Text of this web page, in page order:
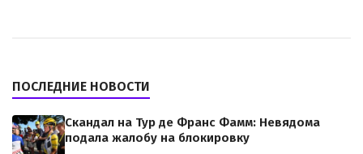
ПОСЛЕДНИЕ НОВОСТИ
Скандал на Тур де Франс Фамм: Невядома
подала жалобу на блокировку